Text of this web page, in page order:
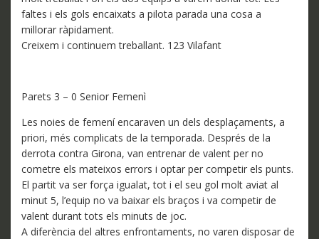
faltes i els gols encaixats a pilota parada una cosa a
millorar ràpidament.
Creixem i continuem treballant. 123 Vilafant
Parets 3 – 0 Senior Femenì
Les noies de femení encaraven un dels desplaçaments, a
priori, més complicats de la temporada. Després de la
derrota contra Girona, van entrenar de valent per no
cometre els mateixos errors i optar per competir els punts.
El partit va ser força igualat, tot i el seu gol molt aviat al
minut 5, l’equip no va baixar els braços i va competir de
valent durant tots els minuts de joc.
A diferència del altres enfrontaments, no varen disposar de